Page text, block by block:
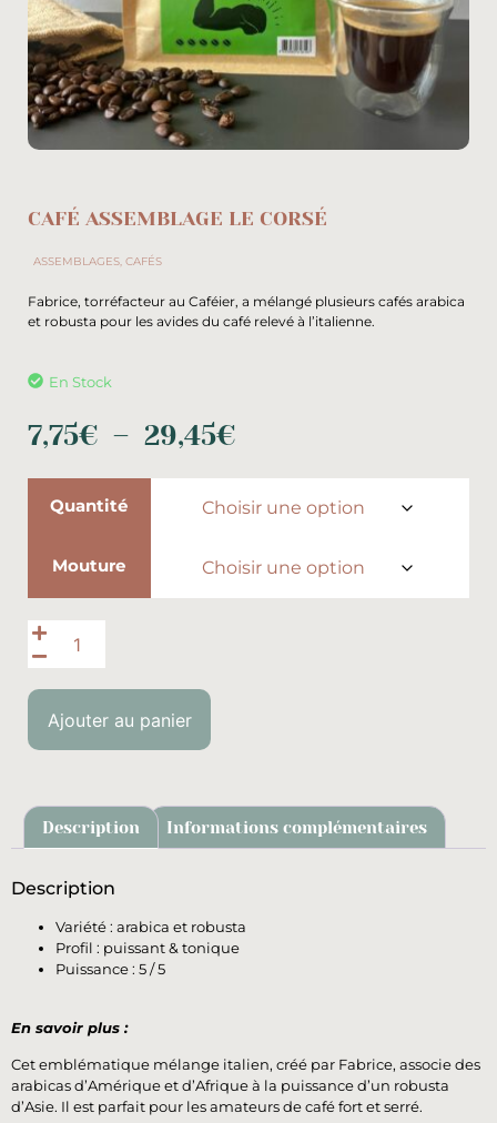
CAFÉ ASSEMBLAGE LE CORSÉ
ASSEMBLAGES, CAFÉS
Fabrice, torréfacteur au Caféier, a mélangé plusieurs cafés arabica
et robusta pour les avides du café relevé à l’italienne.
En Stock
7,75€ – 29,45€
Quantité
Mouture
Ajouter au panier
Description Informations complémentaires
Description
Variété : arabica et robusta
Profil : puissant & tonique
Puissance : 5 / 5
En savoir plus :
Cet emblématique mélange italien, créé par Fabrice, associe des
arabicas d’Amérique et d’Afrique à la puissance d’un robusta
d’Asie. Il est parfait pour les amateurs de café fort et serré.